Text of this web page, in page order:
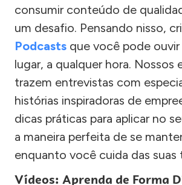
consumir conteúdo de
um desafio. Pensando nisso,
Podcasts que você pode
lugar, a qualquer hora. Nossos
trazem entrevistas com
histórias inspiradoras de
dicas práticas para aplicar no
a maneira perfeita de se
enquanto você cuida das suas
Vídeos: Aprenda de Forma